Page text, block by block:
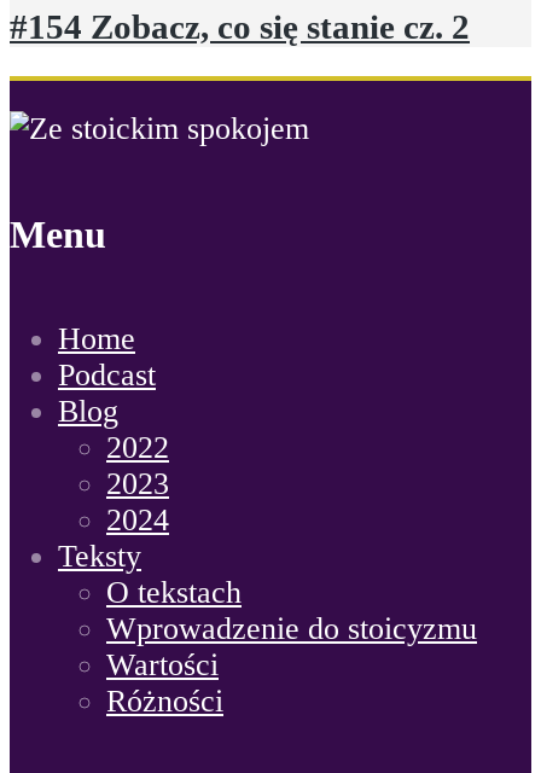
#154 Zobacz, co się stanie cz. 2
Menu
Home
Podcast
Blog
2022
2023
2024
Teksty
O tekstach
Wprowadzenie do stoicyzmu
Wartości
Różności